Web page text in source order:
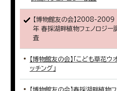
【博物館友の会】2008-2009
年 春採湖畔植物フェノロジー
査
【博物館友の会】「こども草花ウ
ッチング」